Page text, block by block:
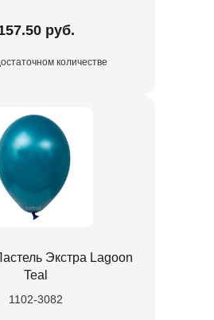
руб.
количестве
Экстра Lagoon
Teal
1102-3082